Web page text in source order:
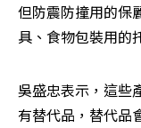
但防震防撞用的保
具、食物包裝用的
吳盛忠表示，這些
有替代品，替代品